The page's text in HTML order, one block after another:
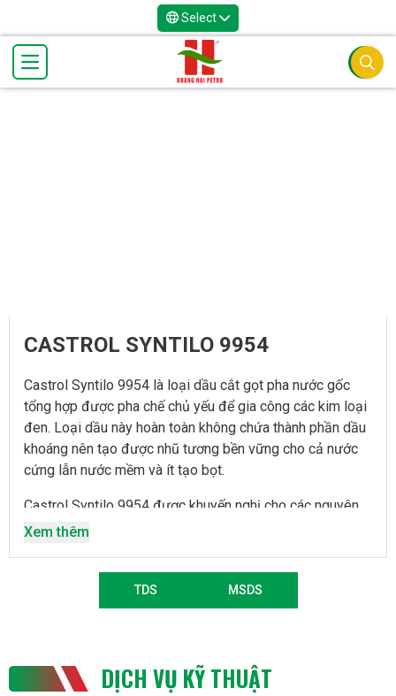
Select
CASTROL SYNTILO 9954
Castrol Syntilo 9954 là loại dầu cắt gọt pha nước gốc
tổng hợp được pha chế chủ yếu để gia công các kim loại
đen. Loại dầu này hoàn toàn không chứa thành phần dầu
khoáng nên tạo được nhũ tương bền vững cho cả nước
cứng lẫn nước mềm và ít tạo bọt.
Castrol Syntilo 9954 được khuyến nghị cho các nguyên
công gia công thông thường và nguyên công mài các vật
công trong các tổ hợp máy CNC, NC, MC với đặc tính
kháng khuẩn độc đáo duy nhất và các đặc tính trong
Xem thêm
TDS MSDS
DỊCH VỤ KỸ THUẬT